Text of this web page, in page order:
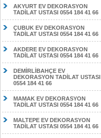
AKYURT EV DEKORASYON
TADİLAT USTASI 0554 184 41 66
ÇUBUK EV DEKORASYON
TADİLAT USTASI 0554 184 41 66
AKDERE EV DEKORASYON
TADİLAT USTASI 0554 184 41 66
DEMİRLİBAHÇE EV
DEKORASYON TADİLAT USTASI
0554 184 41 66
MAMAK EV DEKORASYON
TADİLAT USTASI 0554 184 41 66
MALTEPE EV DEKORASYON
TADİLAT USTASI 0554 184 41 66